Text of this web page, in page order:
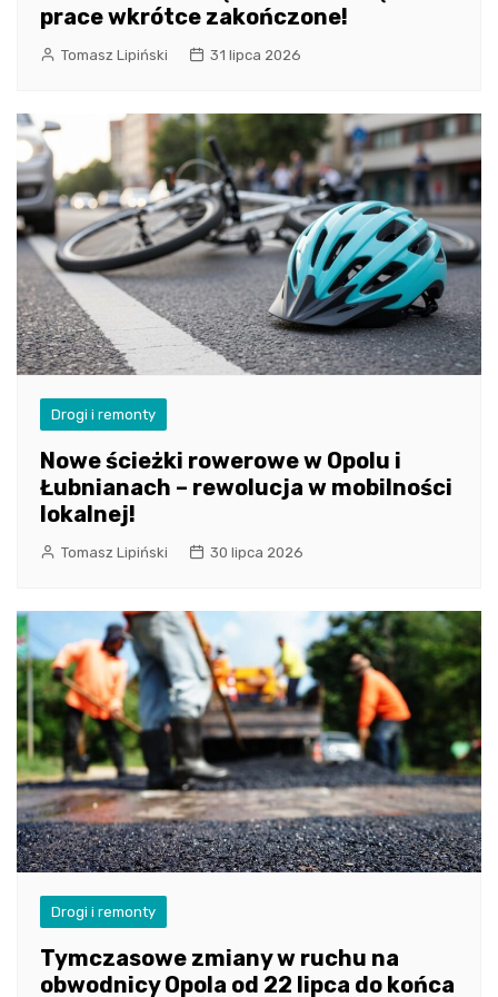
prace wkrótce zakończone!
Tomasz Lipiński 31 lipca 2026
Drogi i remonty
Nowe ścieżki rowerowe w Opolu i
Łubnianach – rewolucja w mobilności
lokalnej!
Tomasz Lipiński 30 lipca 2026
Drogi i remonty
Tymczasowe zmiany w ruchu na
obwodnicy Opola od 22 lipca do końca